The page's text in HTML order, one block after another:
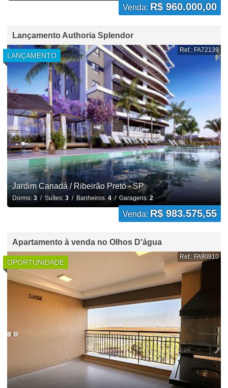
Venda: R$ 960.000,00
Lançamento Authoria Splendor
LANÇAMENTO
Ref.: FA72139
Jardim Canadá / Ribeirão Preto - SP
Dorms: 3/ Suítes: 3/ Banheiros: 4/ Garagens:2
Venda: R$ 983.575,55
Apartamento à venda no Olhos D'água
OPORTUNIDADE
Ref.: FA90810